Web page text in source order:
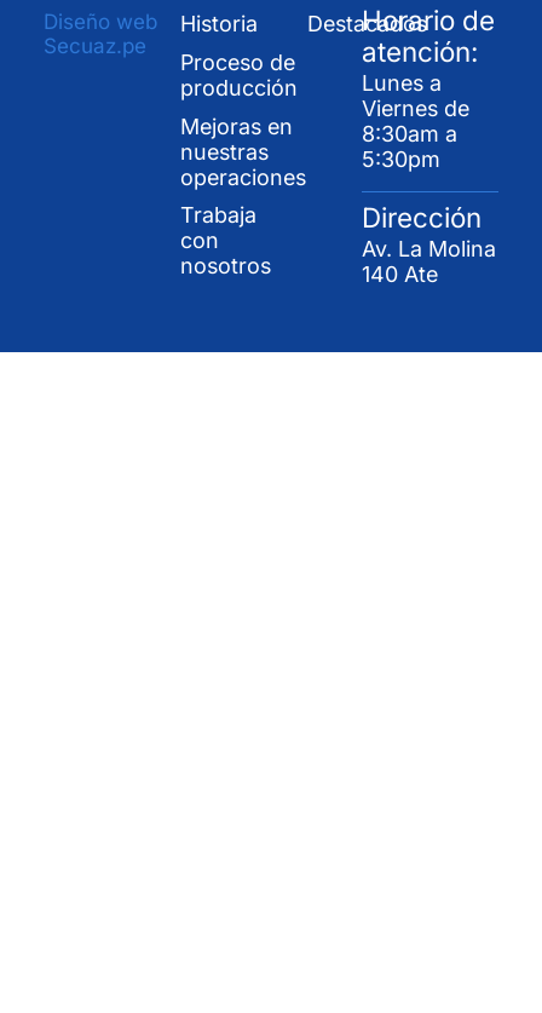
Diseño web
Secuaz.pe
Historia
Proceso de
producción
Mejoras en
nuestras
operaciones
Trabaja
con
nosotros
Destacados
Horario de
atención:
Lunes a
Viernes de
8:30am a
5:30pm
Dirección
Av. La Molina
140 Ate